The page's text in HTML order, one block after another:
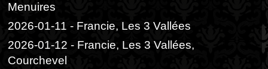
Menuires
2026-01-11 - Francie, Les 3 Vallées
2026-01-12 - Francie, Les 3 Vallées,
Courchevel